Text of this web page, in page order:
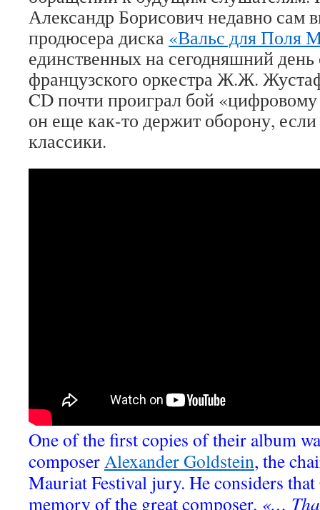
Александр Борисович недавно сам
продюсера диска «Вальс для Поля
единственных на сегодняшний
французского оркестра Ж.Ж.
CD почти проиграл бой «цифровому
он еще как-то держит оборону, если
классики.
One of the first copies of their album
composerAlexander Goldstein, the
Mauriat Festival jury. He considers
memory of the great composer. «…